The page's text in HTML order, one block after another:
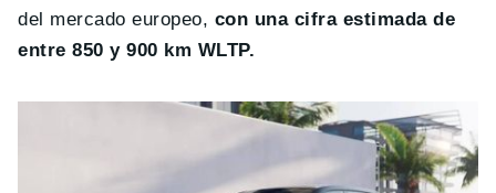
del mercado europeo, con una cifra estimada de
entre 850 y 900 km WLTP.